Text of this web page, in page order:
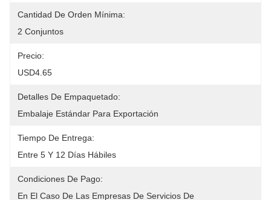
Cantidad De Orden Mínima:
2 Conjuntos
Precio:
USD4.65
Detalles De Empaquetado:
Embalaje Estándar Para Exportación
Tiempo De Entrega:
Entre 5 Y 12 Días Hábiles
Condiciones De Pago:
En El Caso De Las Empresas De Servicios De